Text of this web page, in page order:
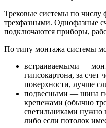
Трековые системы по числу
трехфазными. Однофазные
подключаются приборы,
По типу монтажа системы
встраиваемыми —
гипсокартона, за счет
поверхности, лучше
подвесными — шина
крепежами (обычно
светильниками нужно
либо если потолок